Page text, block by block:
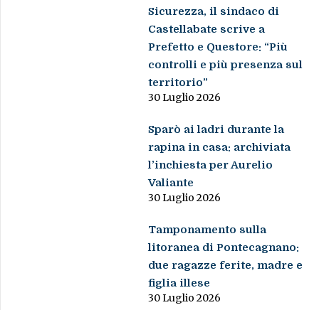
Sicurezza, il sindaco di
Castellabate scrive a
Prefetto e Questore: “Più
controlli e più presenza sul
territorio”
30 Luglio 2026
Sparò ai ladri durante la
rapina in casa: archiviata
l’inchiesta per Aurelio
Valiante
30 Luglio 2026
Tamponamento sulla
litoranea di Pontecagnano:
due ragazze ferite, madre e
figlia illese
30 Luglio 2026